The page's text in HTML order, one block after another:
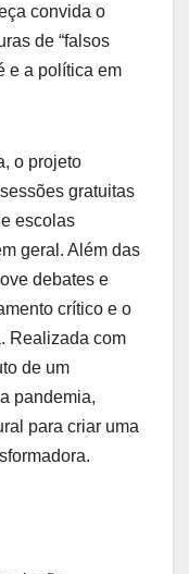
convida o
de “falsos
e a política em
o projeto
gratuitas
escolas
geral. Além das
debates e
crítico e o
Realizada com
de um
pandemia,
para criar uma